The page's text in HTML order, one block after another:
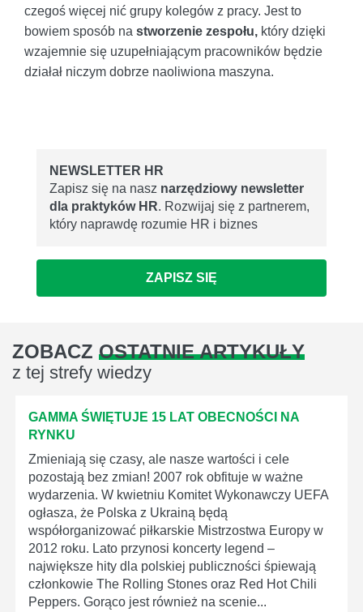
czegoś więcej nić grupy kolegów z pracy. Jest to
bowiem sposób na stworzenie zespołu, który dzięki
wzajemnie się uzupełniającym pracowników będzie
działał niczym dobrze naoliwiona maszyna.
NEWSLETTER HR
Zapisz się na nasz narzędziowy newsletter
dla praktyków HR. Rozwijaj się z partnerem,
który naprawdę rozumie HR i biznes
ZAPISZ SIĘ
ZOBACZ OSTATNIE ARTYKUŁY
z tej strefy wiedzy
GAMMA ŚWIĘTUJE 15 LAT OBECNOŚCI NA
RYNKU
Zmieniają się czasy, ale nasze wartości i cele
pozostają bez zmian! 2007 rok obfituje w ważne
wydarzenia. W kwietniu Komitet Wykonawczy UEFA
ogłasza, że Polska z Ukrainą będą
współorganizować piłkarskie Mistrzostwa Europy w
2012 roku. Lato przynosi koncerty legend –
największe hity dla polskiej publiczności śpiewają
członkowie The Rolling Stones oraz Red Hot Chili
Peppers. Gorąco jest również na scenie...